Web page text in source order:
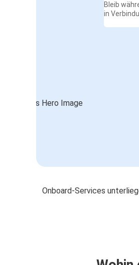
Bleib
in
Onboard-Services